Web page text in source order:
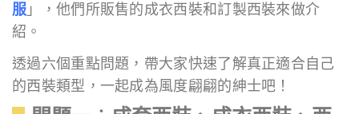
服 」，他們所販售的成衣西裝和訂製西裝來做介
紹。
透過六個重點問題，帶大家快速了解真正適合自己
的西裝類型，一起成為風度翩翩的紳士吧！